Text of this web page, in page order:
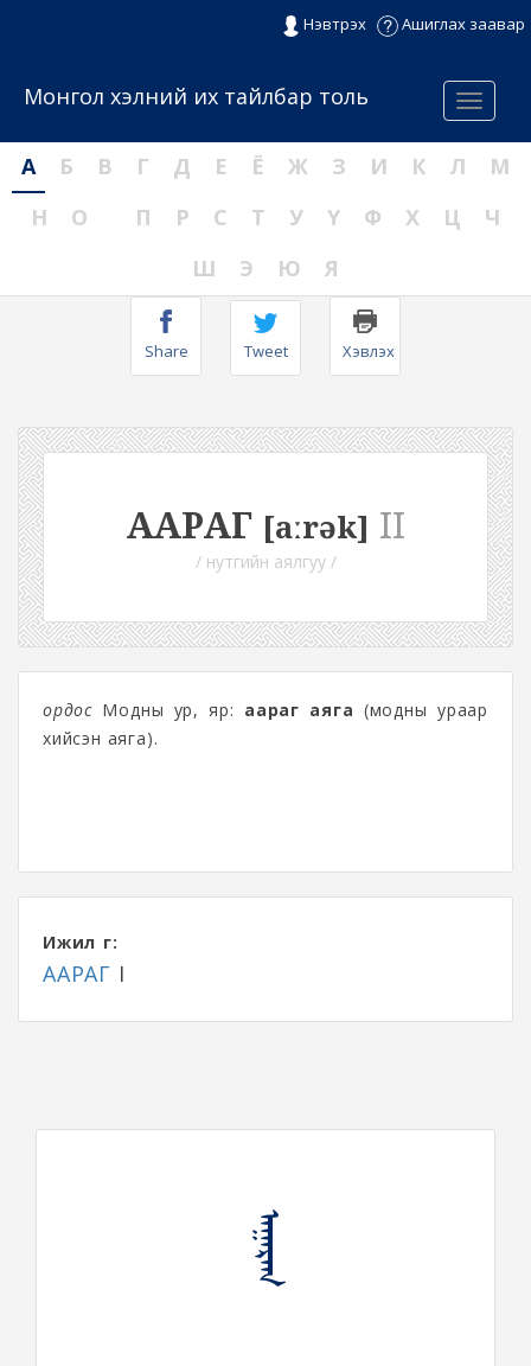
Нэвтрэх Ашиглах заавар
Menu
Монгол хэлний их тайлбар толь
А Б В Г Д Е Ё Ж З И К Л
М
Н
О П Р С Т У Ү Ф Х Ц
Ч
Ш
Э Ю Я
Share Tweet Хэвлэх
ААРАГ [aːrək] II
/ нутгийн аялгуу /
ордос Модны ур, яр: аараг аяга (модны ураар
хийсэн аяга).
Ижил үг:
ААРАГ I
ᠠᠭᠠᠷᠠᠭ